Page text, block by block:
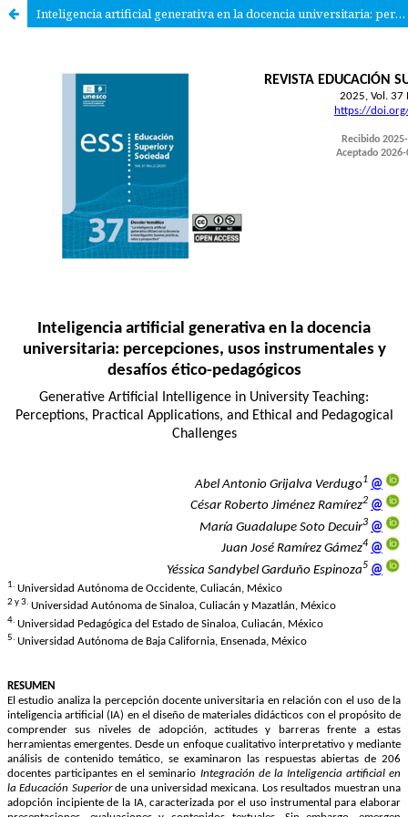
Inteligencia artificial generativa en la docencia universitaria: percepciones, usos instrumentales y desafíos ético-pedagógicos